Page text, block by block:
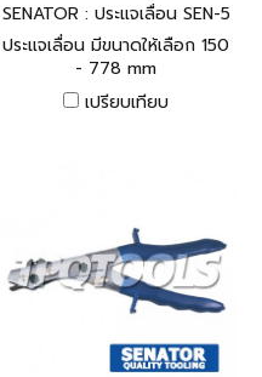
SENATOR : ประแจเลื่อน SEN-5
01-4360K - SEN-501-4600K
ประแจเลื่อน มีขนาดให้เลือก 150
- 778 mm
เปรียบเทียบ